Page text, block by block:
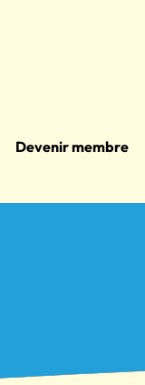
Devenir membre